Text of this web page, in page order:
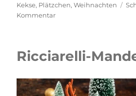
am
Kekse, Plätzchen,Weihnachten
Kommentarzu
Ricciarelli-